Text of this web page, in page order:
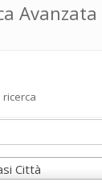
Avanzata
ricerca
Città